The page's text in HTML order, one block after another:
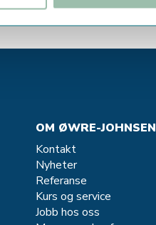
OM ØWRE-JOHNSEN
Kontakt
Nyheter
Referanse
Kurs og service
Jobb hos oss